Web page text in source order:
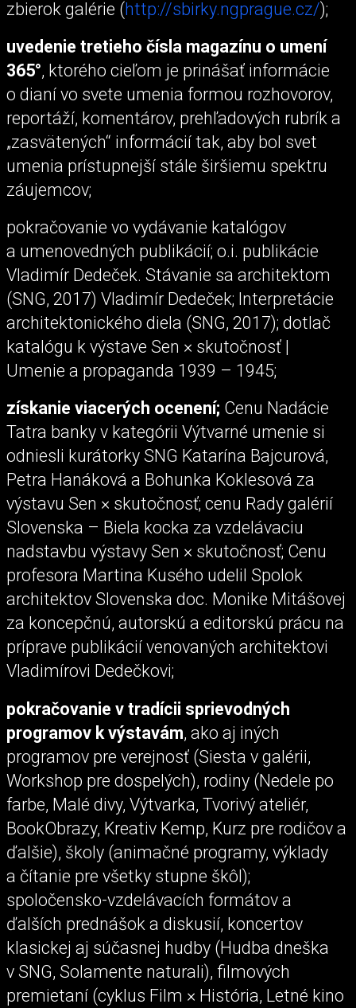
zbierok galérie (http://sbirky.ngprague.cz/);
uvedenie tretieho čísla magazínu o umení
365°, ktorého cieľom je prinášať informácie
o dianí vo svete umenia formou rozhovorov,
reportáží, komentárov, prehľadových rubrík a
„zasvätených“ informácií tak, aby bol svet
umenia prístupnejší stále širšiemu spektru
záujemcov;
pokračovanie vo vydávanie katalógov
a umenovedných publikácií; o.i. publikácie
Vladimír Dedeček. Stávanie sa architektom
(SNG, 2017) Vladimír Dedeček; Interpretácie
architektonického diela (SNG, 2017); dotlač
katalógu k výstave Sen × skutočnosť |
Umenie a propaganda 1939 – 1945;
získanie viacerých ocenení; Cenu Nadácie
Tatra banky v kategórii Výtvarné umenie si
odniesli kurátorky SNG Katarína Bajcurová,
Petra Hanáková a Bohunka Koklesová za
výstavu Sen × skutočnosť; cenu Rady galérií
Slovenska – Biela kocka za vzdelávaciu
nadstavbu výstavy Sen × skutočnosť; Cenu
profesora Martina Kusého udelil Spolok
architektov Slovenska doc. Monike Mitášovej
za koncepčnú, autorskú a editorskú prácu na
príprave publikácií venovaných architektovi
Vladimírovi Dedečkovi;
pokračovanie v tradícii sprievodných
programov k výstavám, ako aj iných
programov pre verejnosť (Siesta v galérii,
Workshop pre dospelých), rodiny (Nedele po
farbe, Malé divy, Výtvarka, Tvorivý ateliér,
BookObrazy, Kreativ Kemp, Kurz pre rodičov a
ďalšie), školy (animačné programy, výklady
a čítanie pre všetky stupne škôl);
spoločensko-vzdelávacích formátov a
ďalších prednášok a diskusií, koncertov
klasickej aj súčasnej hudby (Hudba dneška
v SNG, Solamente naturali), filmových
premietaní (cyklus Film × História, Letné kino